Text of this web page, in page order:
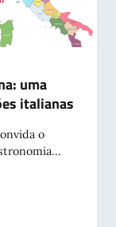
uma
italianas
o
viajem entre os